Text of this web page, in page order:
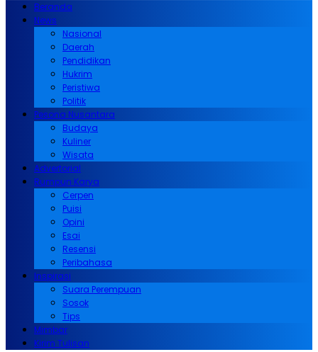
Beranda
News
Nasional
Daerah
Pendidikan
Hukrim
Peristiwa
Politik
Pesona Nusantara
Budaya
Kuliner
Wisata
Advertorial
Rumpun Karya
Cerpen
Puisi
Opini
Esai
Resensi
Peribahasa
Inspirasi
Suara Perempuan
Sosok
Tips
Mimbar
Kirim Tulisan